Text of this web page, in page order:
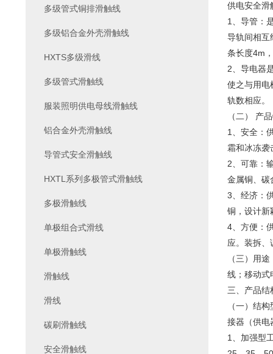
供电安全滑
1、导管：
导轨间相互
条长度4m
2、导电器
使之与用电
轨数相应。
（二） 产
1、安全：
霜和冰冻袭
2、可靠：
金属铜、碳
3、经济：
铜，设计新
4、方便：
应。装拆、
（三）用
线；移动式
三、产品结
（一）结
接器（供电
1、加强型
多级管式铜排滑触线
多级铝合金外壳滑触线
HXTS多级滑线
多级管式滑触线
服装照明供电母线滑触线
铝合金外壳滑触线
导管式安全滑触线
HXTL系列多极管式滑触线
多极滑触线
单极组合式滑线
单极滑触线
滑触线
滑线
碳刷滑触线
安全滑触线